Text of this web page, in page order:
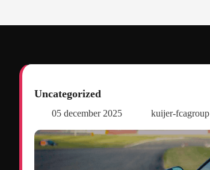
Uncategorized
05 december 2025 kuijer-fcagroup